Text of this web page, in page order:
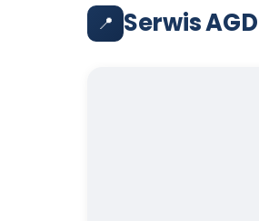
📍 Serwis